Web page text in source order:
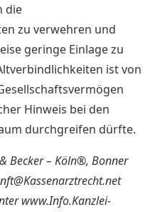
die
zu verwehren und
geringe Einlage zu
ist von
Hinweis bei den
durchgreifen dürfte.
Becker – Köln®, Bonner
www.Info.Kanzlei-